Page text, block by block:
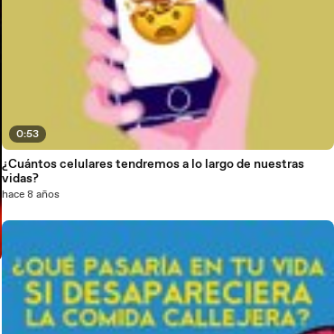
0:53
¿Cuántos celulares tendremos a lo largo de nuestras
vidas?
hace 8 años